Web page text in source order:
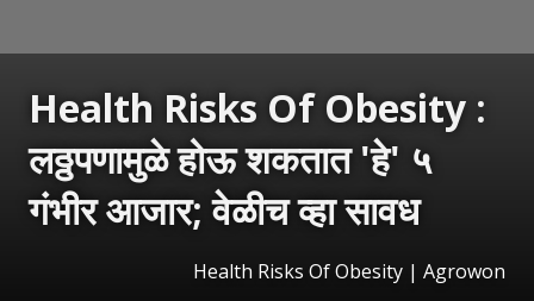
Health Risks Of Obesity :
लठ्ठपणामुळे होऊ शकतात 'हे' ५
गंभीर आजार; वेळीच व्हा सावध
Health Risks Of Obesity | Agrowon